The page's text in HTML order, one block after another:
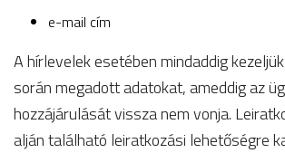
e-mail cím
A hírlevelek esetében mindaddig
során megadott adatokat, ameddig az
hozzájárulását vissza nem vonja.
alján található leiratkozási lehetőségre